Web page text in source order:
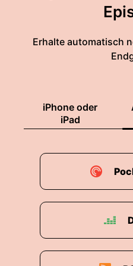
Erhalte automatisch
iPhone oder
iPad